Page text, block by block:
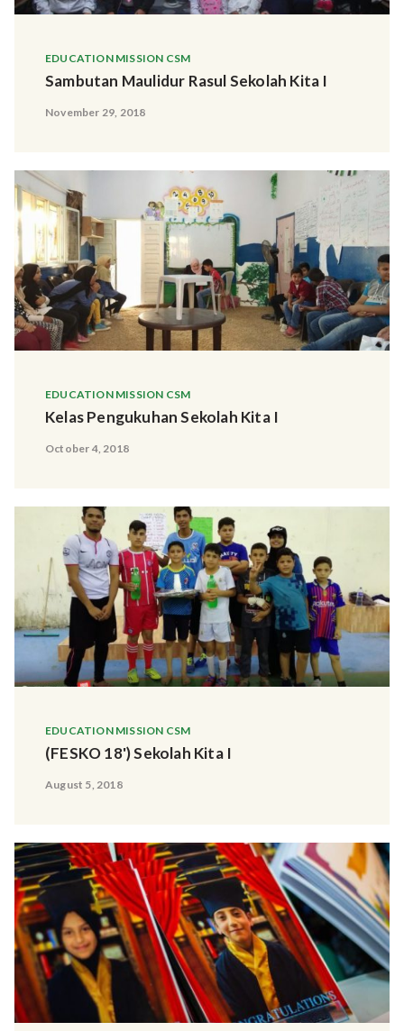
EDUCATION MISSION CSM
Sambutan Maulidur Rasul Sekolah Kita I
November 29, 2018
EDUCATION MISSION CSM
Kelas Pengukuhan Sekolah Kita I
October 4, 2018
EDUCATION MISSION CSM
(FESKO 18') Sekolah Kita I
August 5, 2018